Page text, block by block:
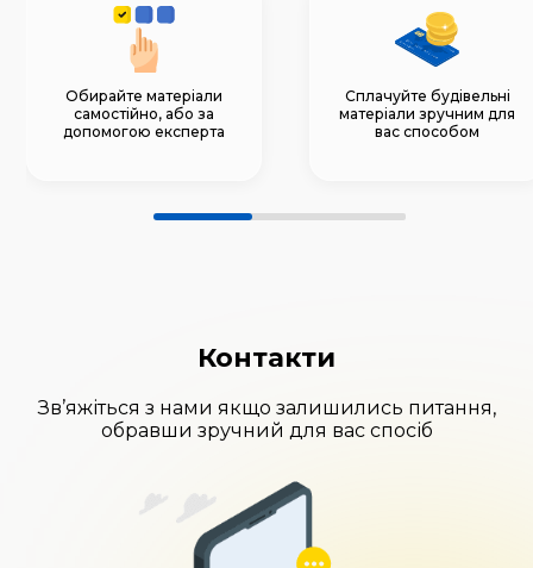
Обирайте матеріали
самостійно, або за
допомогою експерта
Сплачуйте будівельні
матеріали зручним для
вас способом
Контакти
Зв’яжіться з нами якщо залишились питання,
обравши зручний для вас спосіб